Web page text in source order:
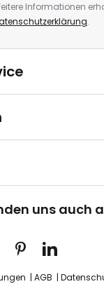
Informationen
.
uns auch
AGB